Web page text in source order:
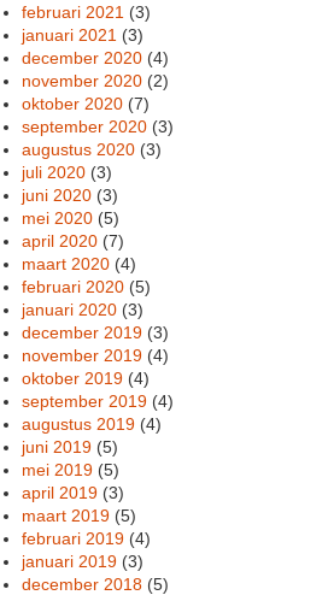
februari 2021 (3)
januari 2021 (3)
december 2020 (4)
november 2020 (2)
oktober 2020 (7)
september 2020 (3)
augustus 2020 (3)
juli 2020 (3)
juni 2020 (3)
mei 2020 (5)
april 2020 (7)
maart 2020 (4)
februari 2020 (5)
januari 2020 (3)
december 2019 (3)
november 2019 (4)
oktober 2019 (4)
september 2019 (4)
augustus 2019 (4)
juni 2019 (5)
mei 2019 (5)
april 2019 (3)
maart 2019 (5)
februari 2019 (4)
januari 2019 (3)
december 2018 (5)